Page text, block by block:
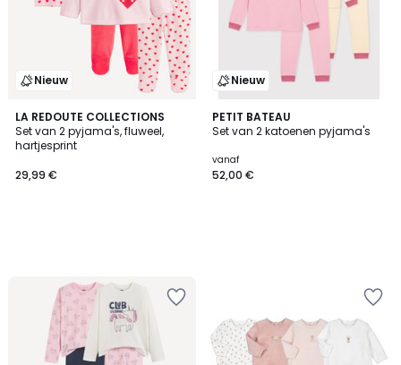
Nieuw
LA REDOUTE COLLECTIONS
Set van 2 pyjama's, fluweel,
hartjesprint
29,99 €
Nieuw
PETIT BATEAU
Set van 2 katoenen pyjama's
vanaf
52,00 €